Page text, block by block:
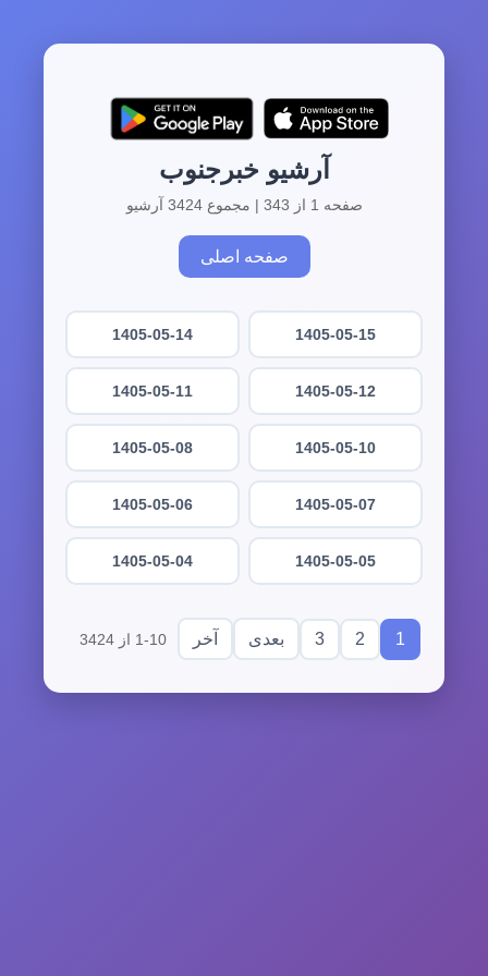
آرشیو خبرجنوب
صفحه 1 از 343 | مجموع 3424 آرشیو
صفحه اصلی
1405-05-15
1405-05-14
1405-05-12
1405-05-11
1405-05-10
1405-05-08
1405-05-07
1405-05-06
1405-05-05
1405-05-04
1
2
3 بعدی آخر 1-10 از 3424